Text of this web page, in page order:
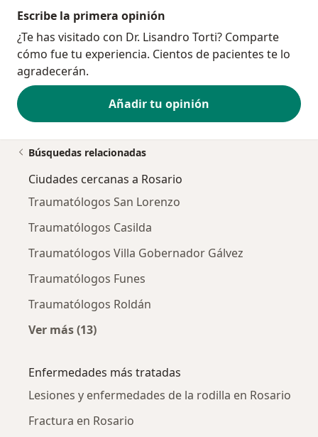
Escribe la primera opinión
¿Te has visitado con Dr. Lisandro Torti? Comparte
cómo fue tu experiencia. Cientos de pacientes te lo
agradecerán.
Añadir tu opinión
Búsquedas relacionadas
Ciudades cercanas a Rosario
Traumatólogos San Lorenzo
Traumatólogos Casilda
Traumatólogos Villa Gobernador Gálvez
Traumatólogos Funes
Traumatólogos Roldán
Ver más (13)
Enfermedades más tratadas
Lesiones y enfermedades de la rodilla en Rosario
Fractura en Rosario